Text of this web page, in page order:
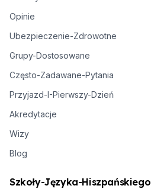
Opinie
Ubezpieczenie-Zdrowotne
Grupy-Dostosowane
Często-Zadawane-Pytania
Przyjazd-I-Pierwszy-Dzień
Akredytacje
Wizy
Blog
Szkoły-Języka-Hiszpańskiego